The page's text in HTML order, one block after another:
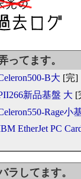
ってます。
B大 [完]
新品基盤 大 [
Rage小
EtherJet PC
ラしてます。